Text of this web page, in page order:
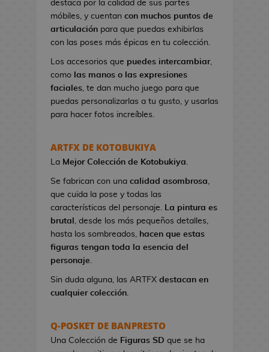
P
i
n
e
s
d
e
V
e
o
g
o
e
c
s
destaca por la calidad de sus partes
móbiles, y cuentan con muchos puntos de
articulación para que puedas exhibirlas
con las poses más épicas en tu colección.
Los accesorios que puedes intercambiar,
como las manos o las expresiones
faciales, te dan mucho juego para que
puedas personalizarlas a tu gusto, y usarlas
para hacer fotos increíbles.
ARTFX DE KOTOBUKIYA
La Mejor Colección de Kotobukiya.
Se fabrican con una calidad asombrosa,
que cuida la pose y todas las
características del personaje. La pintura es
brutal , desde los más pequeños detalles,
hasta los sombreados, hacen que estas
figuras tengan toda la esencia del
personaje.
Sin duda alguna, las ARTFX destacan en
cualquier colección.
Q-POSKET DE BANPRESTO
Una Colección de Figuras SD que se ha